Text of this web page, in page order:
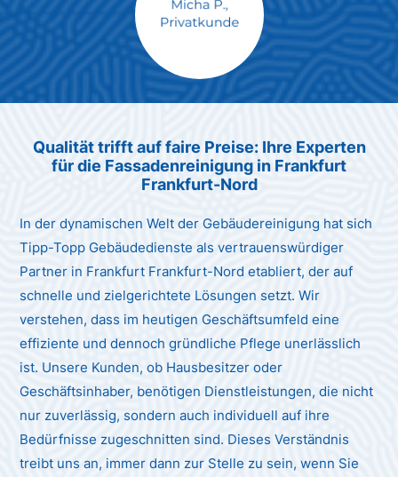
Max Mustermann
Qualität trifft auf faire Preise: Ihre Experten
für die Fassadenreinigung in Frankfurt
Frankfurt-Nord
In der dynamischen Welt der Gebäudereinigung hat sich
Tipp-Topp Gebäudedienste als vertrauenswürdiger
Partner in Frankfurt Frankfurt-Nord etabliert, der auf
schnelle und zielgerichtete Lösungen setzt. Wir
verstehen, dass im heutigen Geschäftsumfeld eine
effiziente und dennoch gründliche Pflege unerlässlich
ist. Unsere Kunden, ob Hausbesitzer oder
Geschäftsinhaber, benötigen Dienstleistungen, die nicht
nur zuverlässig, sondern auch individuell auf ihre
Bedürfnisse zugeschnitten sind. Dieses Verständnis
treibt uns an, immer dann zur Stelle zu sein, wenn Sie